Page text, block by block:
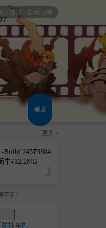
于注册 隐私政策
登录
更多 »
-Build 24573804
中732.2MB
到）
联机单机